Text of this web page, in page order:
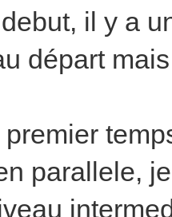
il y a
départ
parallele,